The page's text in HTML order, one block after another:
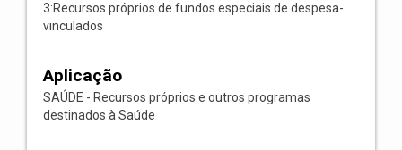
3:Recursos próprios de fundos especiais de despesa-
vinculados
Aplicação
SAÚDE - Recursos próprios e outros programas
destinados à Saúde